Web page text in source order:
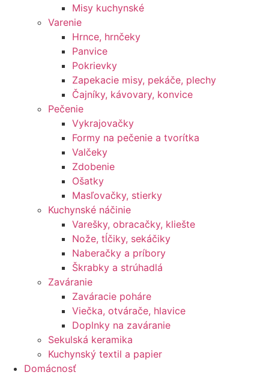
Misy kuchynské
Varenie
Hrnce, hrnčeky
Panvice
Pokrievky
Zapekacie misy, pekáče, plechy
Čajníky, kávovary, konvice
Pečenie
Vykrajovačky
Formy na pečenie a tvorítka
Valčeky
Zdobenie
Ošatky
Masľovačky, stierky
Kuchynské náčinie
Varešky, obracačky, kliešte
Nože, tĺčiky, sekáčiky
Naberačky a príbory
Škrabky a strúhadlá
Zaváranie
Zaváracie poháre
Viečka, otvárače, hlavice
Doplnky na zaváranie
Sekulská keramika
Kuchynský textil a papier
Domácnosť